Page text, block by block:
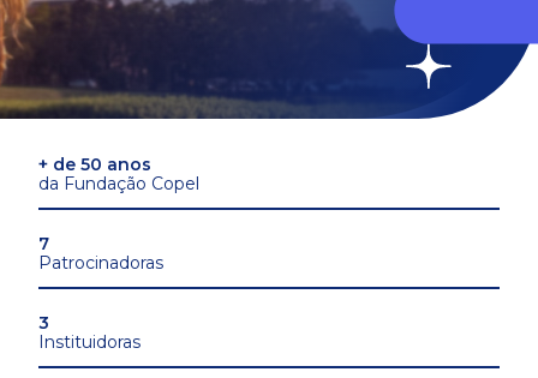
+ de 50 anos
da Fundação Copel
7
Patrocinadoras
3
Instituidoras